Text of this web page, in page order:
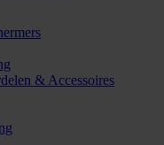
& Accessoires